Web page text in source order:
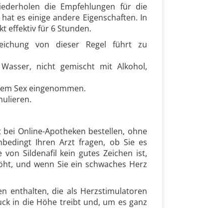
die Empfehlungen für die
es einige andere Eigenschaften. In
effektiv für 6 Stunden.
von dieser Regel führt zu
nicht gemischt mit Alkohol,
Sex eingenommen.
Online-Apotheken bestellen, ohne
Ihren Arzt fragen, ob Sie es
Sildenafil kein gutes Zeichen ist,
und wenn Sie ein schwaches Herz
enthalten, die als Herzstimulatoren
in die Höhe treibt und, um es ganz